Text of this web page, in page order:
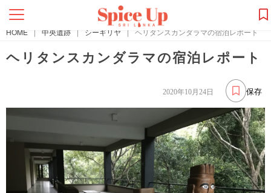
HOME | 中央遺跡 | シーギリヤ | ヘリタンスカンダラマの宿泊レポート
ヘリタンスカンダラマの宿泊レポート
保存
2020年10月24日